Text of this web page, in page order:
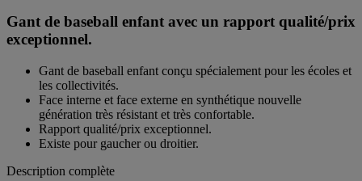
Gant de baseball enfant avec un rapport qualité/prix
exceptionnel.
Gant de baseball enfant conçu spécialement pour les écoles et
les collectivités.
Face interne et face externe en synthétique nouvelle
génération très résistant et très confortable.
Rapport qualité/prix exceptionnel.
Existe pour gaucher ou droitier.
Description complète